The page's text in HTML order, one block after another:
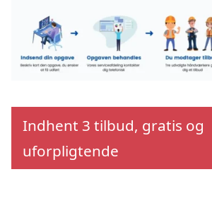
Indhent 3 tilbud, gratis og
uforpligtende